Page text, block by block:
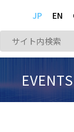
JP EN
EVENTS